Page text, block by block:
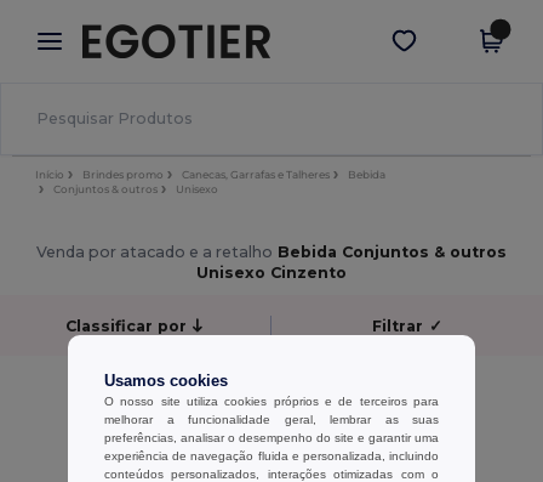
× App Egotier
Melhores preços na app!
Obter app
Início Brindes promo Canecas, Garrafas e Talheres
Bebida
Conjuntos & outros
Unisexo
Venda por atacado e a retalho Bebida Conjuntos & outros
Unisexo Cinzento
Classificar por Filtrar ✓
Sem resultados.
Sem resultados.
Exibindo Todos Os Produtos.
Usamos cookies
O nosso site utiliza cookies próprios e de terceiros para
melhorar a funcionalidade geral, lembrar as suas
preferências, analisar o desempenho do site e garantir uma
experiência de navegação fluida e personalizada, incluindo
conteúdos personalizados, interações otimizadas com o